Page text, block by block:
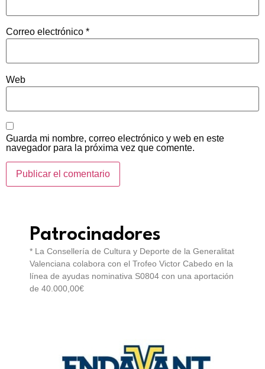
Correo electrónico *
Web
Guarda mi nombre, correo electrónico y web en este
navegador para la próxima vez que comente.
Patrocinadores
* La Consellería de Cultura y Deporte de la Generalitat
Valenciana colabora con el Trofeo Victor Cabedo en la
línea de ayudas nominativa S0804 con una aportación
de 40.000,00€